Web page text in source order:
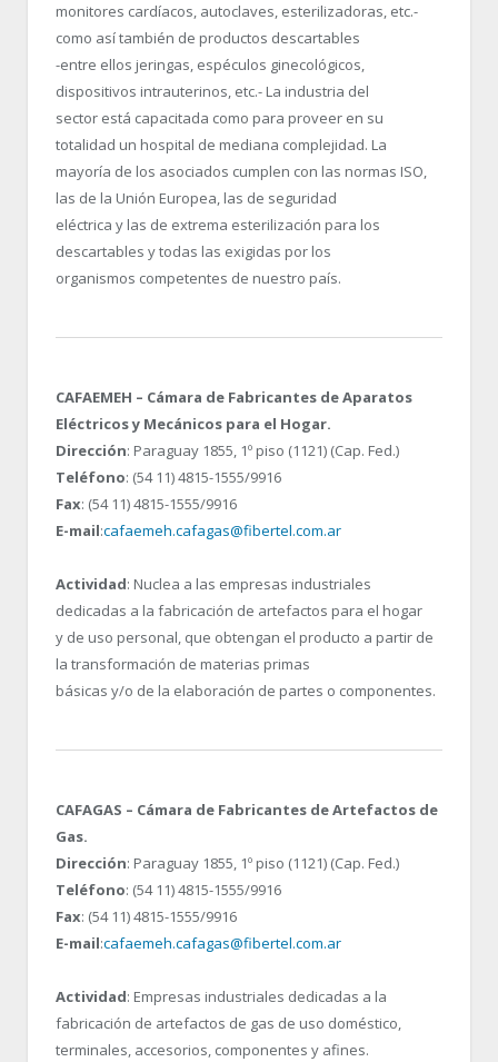
monitores cardíacos, autoclaves, esterilizadoras, etc.-
como así también de productos descartables
-entre ellos jeringas, espéculos ginecológicos,
dispositivos intrauterinos, etc.- La industria del
sector está capacitada como para proveer en su
totalidad un hospital de mediana complejidad. La
mayoría de los asociados cumplen con las normas ISO,
las de la Unión Europea, las de seguridad
eléctrica y las de extrema esterilización para los
descartables y todas las exigidas por los
organismos competentes de nuestro país.
CAFAEMEH – Cámara de Fabricantes de Aparatos
Eléctricos y Mecánicos para el Hogar.
Dirección: Paraguay 1855, 1º piso (1121) (Cap. Fed.)
Teléfono: (54 11) 4815-1555/9916
Fax: (54 11) 4815-1555/9916
E-mail:cafaemeh.cafagas@fibertel.com.ar
Actividad: Nuclea a las empresas industriales
dedicadas a la fabricación de artefactos para el hogar
y de uso personal, que obtengan el producto a partir de
la transformación de materias primas
básicas y/o de la elaboración de partes o componentes.
CAFAGAS – Cámara de Fabricantes de Artefactos de
Gas.
Dirección: Paraguay 1855, 1º piso (1121) (Cap. Fed.)
Teléfono: (54 11) 4815-1555/9916
Fax: (54 11) 4815-1555/9916
E-mail:cafaemeh.cafagas@fibertel.com.ar
Actividad: Empresas industriales dedicadas a la
fabricación de artefactos de gas de uso doméstico,
terminales, accesorios, componentes y afines.